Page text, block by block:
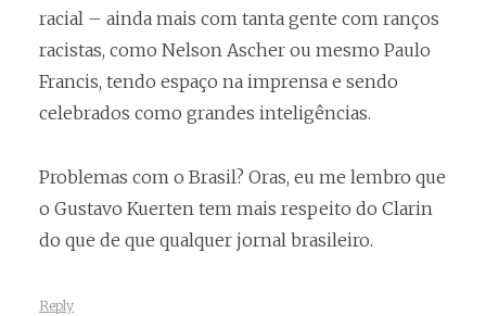
racial – ainda mais com tanta gente com ranços
racistas, como Nelson Ascher ou mesmo Paulo
Francis, tendo espaço na imprensa e sendo
celebrados como grandes inteligências.
Problemas com o Brasil? Oras, eu me lembro que
o Gustavo Kuerten tem mais respeito do Clarin
do que de que qualquer jornal brasileiro.
Reply